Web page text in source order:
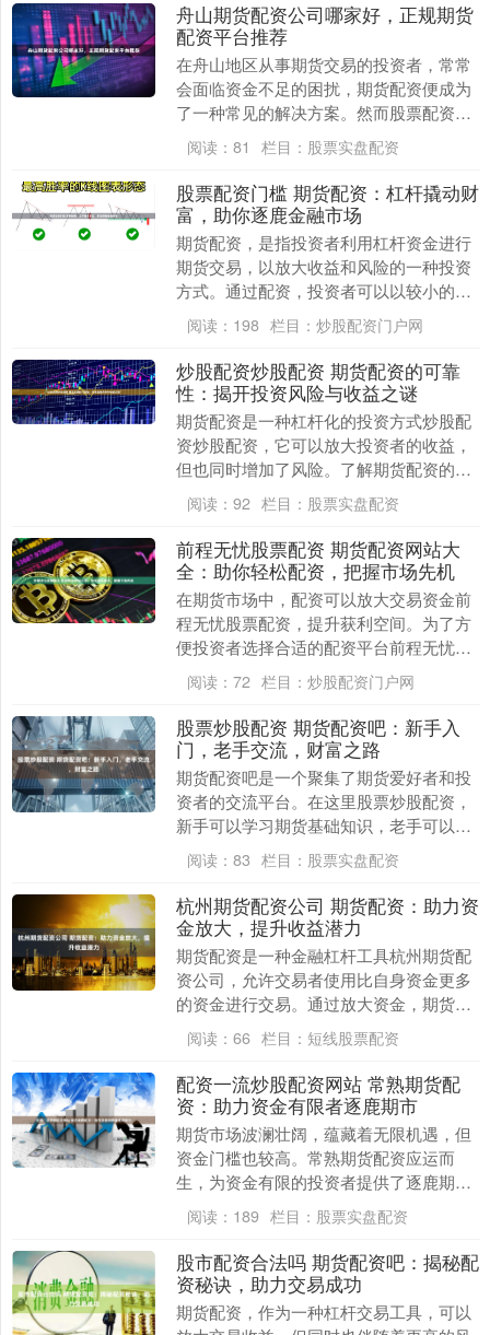
舟山期货配资公司哪家好，正规期货
配资平台推荐
在舟山地区从事期货交易的投资者，常常
会面临资金不足的困扰，期货配资便成为
了一种常见的解决方案。然而股票配资公
司软件，市场上配资公司众多，质量参差
不齐，如何选择一....
阅读： 81 栏目： 股票实盘配资
股票配资门槛 期货配资：杠杆撬动财
富，助你逐鹿金融市场
期货配资，是指投资者利用杠杆资金进行
期货交易，以放大收益和风险的一种投资
方式。通过配资，投资者可以以较小的本
金撬动更大的资金，从而获得更高的收
益。 配资放大收益....
阅读： 198 栏目： 炒股配资门户网
炒股配资炒股配资 期货配资的可靠
性：揭开投资风险与收益之谜
期货配资是一种杠杆化的投资方式炒股配
资炒股配资，它可以放大投资者的收益，
但也同时增加了风险。了解期货配资的可
靠性至关重要，以做出明智的投资决策。
不过，股票配资....
阅读： 92 栏目： 股票实盘配资
前程无忧股票配资 期货配资网站大
全：助你轻松配资，把握市场先机
在期货市场中，配资可以放大交易资金前
程无忧股票配资，提升获利空间。为了方
便投资者选择合适的配资平台前程无忧股
票配资，我们整理了一份期货配资网站大
全： * **放....
阅读： 72 栏目： 炒股配资门户网
股票炒股配资 期货配资吧：新手入
门，老手交流，财富之路
期货配资吧是一个聚集了期货爱好者和投
资者的交流平台。在这里股票炒股配资，
新手可以学习期货基础知识，老手可以分
享交易经验，共同探索财富之路。 * **收
益率较高：....
阅读： 83 栏目： 股票实盘配资
杭州期货配资公司 期货配资：助力资
金放大，提升收益潜力
期货配资是一种金融杠杆工具杭州期货配
资公司，允许交易者使用比自身资金更多
的资金进行交易。通过放大资金，期货配
资可以显著提升收益潜力。 1.合理控制杠
杆比例：控制....
阅读： 66 栏目： 短线股票配资
配资一流炒股配资网站 常熟期货配
资：助力资金有限者逐鹿期市
期货市场波澜壮阔，蕴藏着无限机遇，但
资金门槛也较高。常熟期货配资应运而
生，为资金有限的投资者提供了逐鹿期市
的契机。 易配资股票的门槛非常低，一般
只需要几千元即可....
阅读： 189 栏目： 股票实盘配资
股市配资合法吗 期货配资吧：揭秘配
资秘诀，助力交易成功
期货配资，作为一种杠杆交易工具，可以